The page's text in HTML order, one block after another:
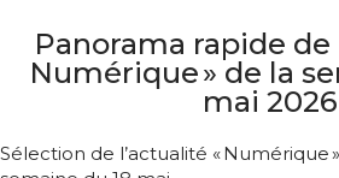
Panorama rapide de
Numérique » de la
mai 2026
Sélection de l’actualité « Numérique